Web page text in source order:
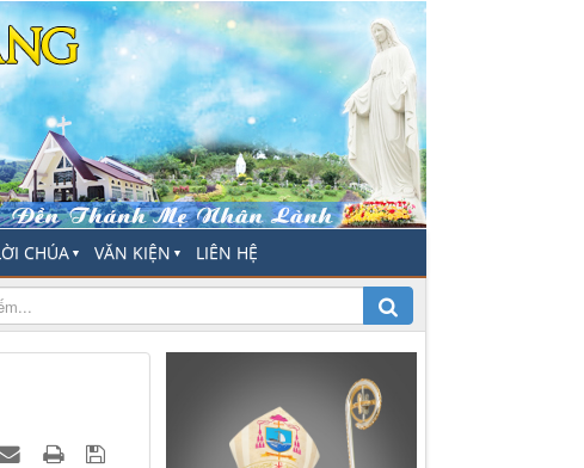
CHÚA ▼ VĂN KIỆN ▼ LIÊN HỆ